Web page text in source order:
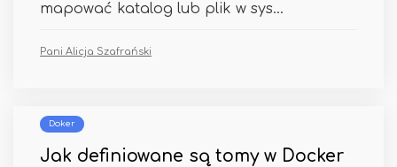
mapować katalog lub plik w sys...
Pani Alicja Szafrański
Doker
Jak definiowane są tomy w Docker